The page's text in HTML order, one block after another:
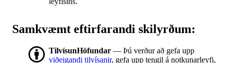
Samkvæmt eftirfarandi skilyrðum:
TilvísunHöfundar — Þú verður að gefa upp
viðeigandi tilvísanir, gefa upp tengil á notkunarleyfi,